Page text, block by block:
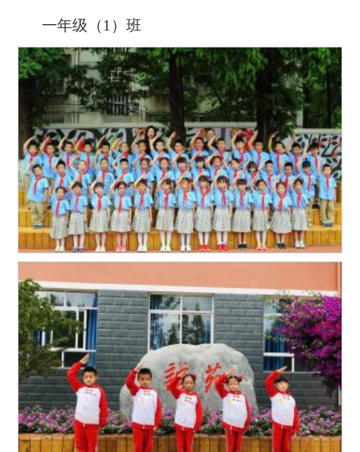
一年级（1）班